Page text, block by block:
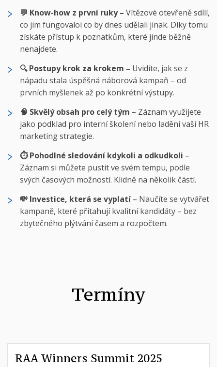
💬 Know-how z první ruky – Vítězové otevřeně sdílí,
co jim fungovaloi co by dnes udělali jinak. Díky tomu
získáte přístup k poznatkům, které jinde běžně
nenajdete.
🔍 Postupy krok za krokem – Uvidíte, jak se z
nápadu stala úspěšná náborová kampaň – od
prvních myšlenek až po konkrétní výstupy.
🧠 Skvělý obsah pro celý tým – Záznam využijete
jako podklad pro interní školení nebo ladění vaší HR
marketing strategie.
⏱️ Pohodlné sledování kdykoli a odkudkoli –
Záznam si můžete pustit ve svém tempu, podle
svých časových možností. Klidně na několik částí.
💸 Investice, která se vyplatí – Naučíte se vytvářet
kampaně, které přitahují kvalitní kandidáty – bez
zbytečného plýtvání časem a rozpočtem.
Termíny
RAA Winners Summit 2025